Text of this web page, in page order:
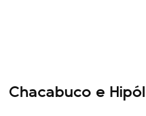
Chacabuco e